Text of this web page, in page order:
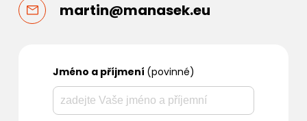
martin@manasek.eu
Jméno a příjmení (povinné)